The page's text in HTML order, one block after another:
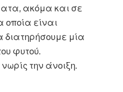
ακόμα και σε
είναι
μία
φυτού.
την άνοιξη.